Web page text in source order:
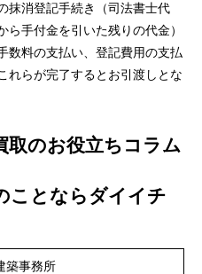
抹消登記手続き（司法書士代
手付金を引いた残りの代金）
数料の支払い、登記費用の支払
れらが完了するとお引渡しとな
取のお役立ちコラム
ことならダイイチ
築事務所